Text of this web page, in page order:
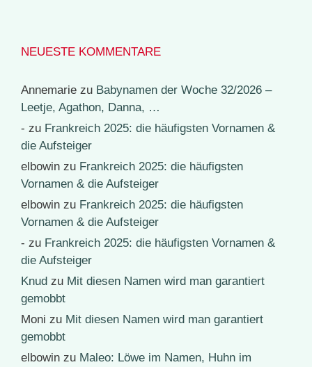
NEUESTE KOMMENTARE
Annemarie zu Babynamen der Woche 32/2026 –
Leetje, Agathon, Danna, …
- zu Frankreich 2025: die häufigsten Vornamen &
die Aufsteiger
elbowin zu Frankreich 2025: die häufigsten
Vornamen & die Aufsteiger
elbowin zu Frankreich 2025: die häufigsten
Vornamen & die Aufsteiger
- zu Frankreich 2025: die häufigsten Vornamen &
die Aufsteiger
Knud zu Mit diesen Namen wird man garantiert
gemobbt
Moni zu Mit diesen Namen wird man garantiert
gemobbt
elbowin zu Maleo: Löwe im Namen, Huhn im